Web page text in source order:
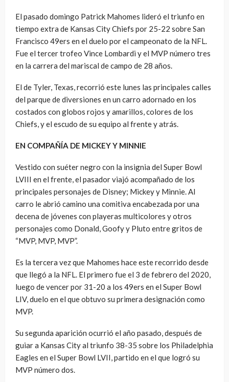
El pasado domingo Patrick Mahomes lideró el triunfo en
tiempo extra de Kansas City Chiefs por 25-22 sobre San
Francisco 49ers en el duelo por el campeonato de la NFL.
Fue el tercer trofeo Vince Lombardi y el MVP número tres
en la carrera del mariscal de campo de 28 años.
El de Tyler, Texas, recorrió este lunes las principales calles
del parque de diversiones en un carro adornado en los
costados con globos rojos y amarillos, colores de los
Chiefs, y el escudo de su equipo al frente y atrás.
EN COMPAÑÍA DE MICKEY Y MINNIE
Vestido con suéter negro con la insignia del Super Bowl
LVIII en el frente, el pasador viajó acompañado de los
principales personajes de Disney; Mickey y Minnie. Al
carro le abrió camino una comitiva encabezada por una
decena de jóvenes con playeras multicolores y otros
personajes como Donald, Goofy y Pluto entre gritos de
“MVP, MVP, MVP”.
Es la tercera vez que Mahomes hace este recorrido desde
que llegó a la NFL. El primero fue el 3 de febrero del 2020,
luego de vencer por 31-20 a los 49ers en el Super Bowl
LIV, duelo en el que obtuvo su primera designación como
MVP.
Su segunda aparición ocurrió el año pasado, después de
guiar a Kansas City al triunfo 38-35 sobre los Philadelphia
Eagles en el Super Bowl LVII, partido en el que logró su
MVP número dos.